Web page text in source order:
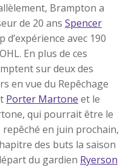
Brampton a
de 20 ans Spencer
avec 190
En plus de ces
sur deux des
en vue du Repêchage
Porter Martone et le
qui pourrait être le
en juin prochain,
des buts la saison
du gardien Ryerson